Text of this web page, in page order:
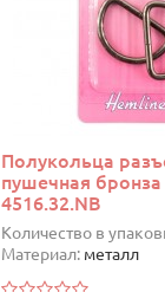
Полукольца
пушечная бронза
4516.32.NB
Количество в
Материал: металл